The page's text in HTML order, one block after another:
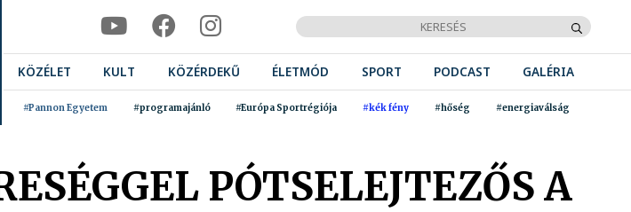
KÖZÉLET KULT KÖZÉRDEKŰ ÉLETMÓD SPORT PODCAST GALÉRIA
#Pannon Egyetem #programajánló #Európa Sportrégiója #kék fény #hőség #energiaválság
PÓTSELEJTEZŐS A